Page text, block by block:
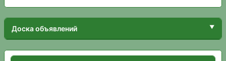
Доска объявлений